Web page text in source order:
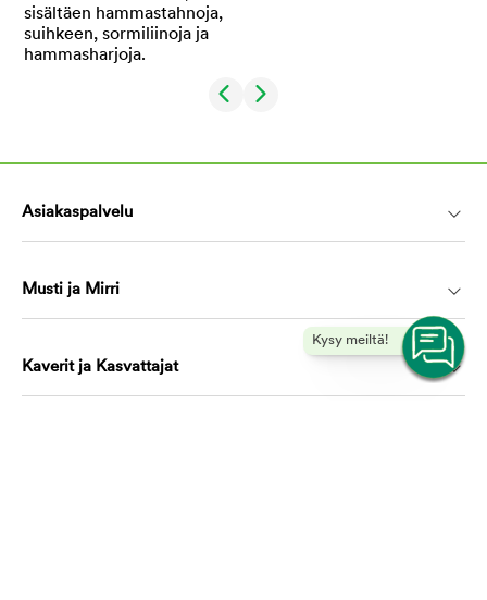
Kysy meiltä!
Asiakaspalvelu
Musti ja Mirri
Kaverit ja Kasvattajat